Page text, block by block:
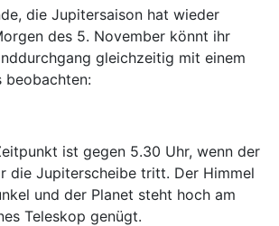
die Jupitersaison hat wieder
des 5. November könnt ihr
gleichzeitig mit einem
beobachten:
ist gegen 5.30 Uhr, wenn der
die Jupiterscheibe tritt. Der Himmel
und der Planet steht hoch am
Teleskop genügt.